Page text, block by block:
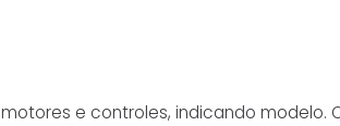
e controles, indicando modelo.